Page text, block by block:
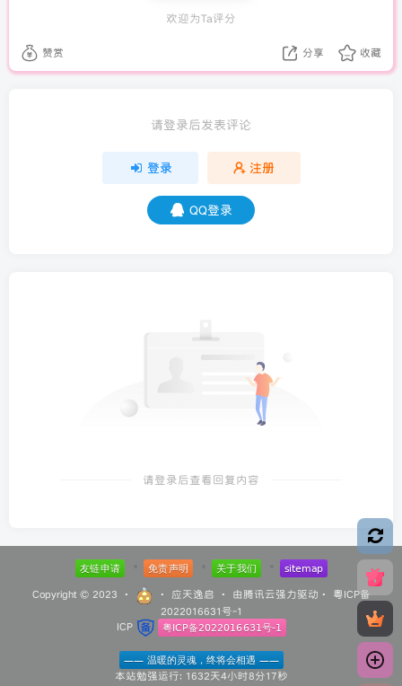
欢迎为Ta评分
赞赏 分享 收藏
请登录后发表评论
登录 注册
QQ登录
请登录后查看回复内容
Copyright © 2023 · · 应天逸启 · 由 腾讯云强力驱动· 粤ICP备
2022016631号-1
ICP
本站勉强运行: 1632天4小时8分17秒